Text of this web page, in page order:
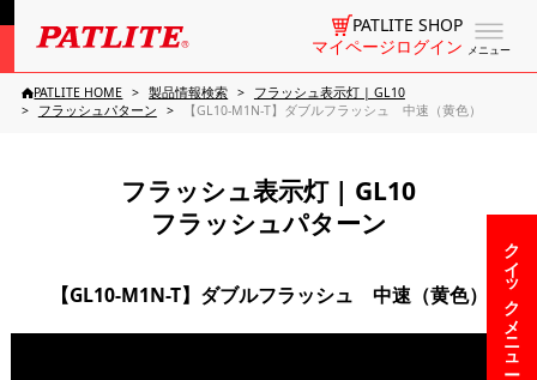
メニュー
PATLITE SHOP
マイページログイン
クイックメニュー
PATLITE HOME 製品情報検索
フラッシュ表示灯 | GL10
フラッシュパターン
【GL10-M1N-T】ダブルフラッシュ 中速（黄色）
フラッシュ表示灯 | GL10
フラッシュパターン
【GL10-M1N-T】ダブルフラッシュ 中速（黄色）